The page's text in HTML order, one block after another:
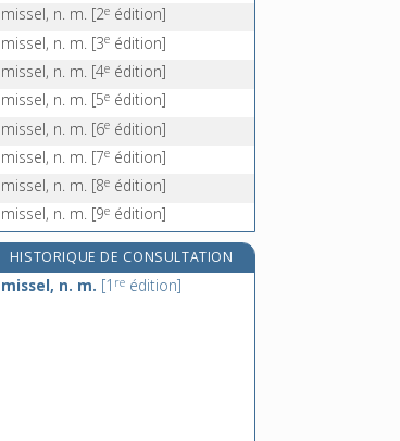
mistoufle, n. f.
missel, n. m. [2e édition]
missel, n. m. [3e édition]
missel, n. m. [4e édition]
missel, n. m. [5e édition]
missel, n. m. [6e édition]
missel, n. m. [7e édition]
missel, n. m. [8e édition]
missel, n. m. [9e édition]
HISTORIQUE DE CONSULTATION
missel, n. m. [1 re édition]